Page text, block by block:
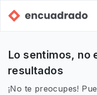
Lo sentimos, no
resultados
¡No te preocupes!